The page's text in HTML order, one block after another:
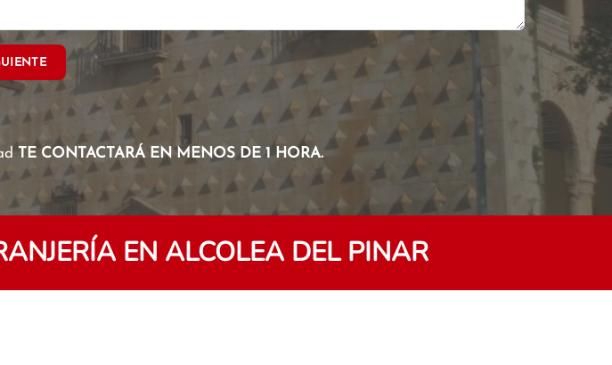
TE CONTACTARÁ EN MENOS DE 1 HORA.
EN ALCOLEA DEL PINAR